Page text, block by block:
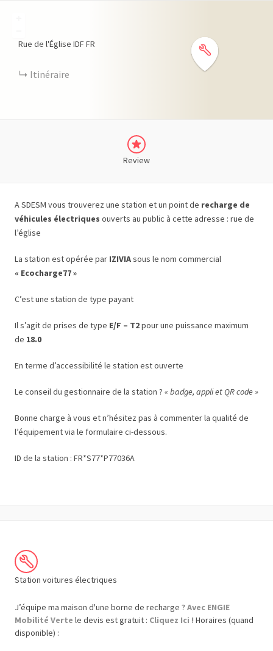
Rue de l'Église IDF FR
Itinéraire
Review
A SDESM vous trouverez une station et un point de recharge de
véhicules électriques ouverts au public à cette adresse : rue de
l’église
La station est opérée par IZIVIAsous le nom commercial
« Ecocharge77 »
C’est une station de type payant
Il s’agit de prises de type E/F – T2pour une puissance maximum
de 18.0
En terme d’accessibilité le station est ouverte
Le conseil du gestionnaire de la station ? « badge, appli et QR code »
Bonne charge à vous et n’hésitez pas à commenter la qualité de
l’équipement via le formulaire ci-dessous.
ID de la station : FR*S77*P77036A
Station voitures électriques
J’équipe ma maison d'une borne de recharge ? Avec ENGIE
Mobilité Verte le devis est gratuit : Cliquez Ici ! Horaires (quand
disponible) :